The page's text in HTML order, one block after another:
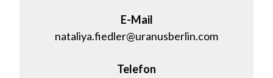
E-Mail
nataliya.fiedler@uranusberlin.com
Telefon